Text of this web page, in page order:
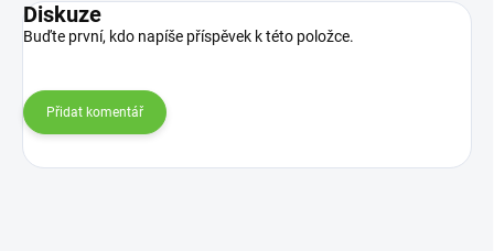
Diskuze
Buďte první, kdo napíše příspěvek k této položce.
Přidat komentář